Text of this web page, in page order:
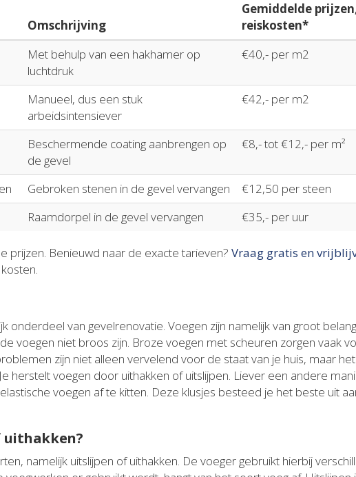
Omschrijving
Gemiddelde
reiskosten*
Met behulp van een hakhamer op
luchtdruk
€40,- per m2
Manueel, dus een stuk
arbeidsintensiever
€42,- per m2
Beschermende coating aanbrengen op
de gevel
€8,- tot €12,- per m²
Gebroken stenen in de gevel vervangen
€12,50 per steen
Raamdorpel in de gevel vervangen €35,- per uur
prijzen. Benieuwd naar de exacte tarieven? Vraag gratis en
onderdeel van gevelrenovatie. Voegen zijn namelijk van groot
voegen niet broos zijn. Broze voegen met scheuren zorgen vaak
zijn niet alleen vervelend voor de staat van je huis, maar
herstelt voegen door uithakken of uitslijpen. Liever een andere
voegen af te kitten. Deze klusjes besteed je het beste uit
uithakken?
namelijk uitslijpen of uithakken. De voeger gebruikt hierbij